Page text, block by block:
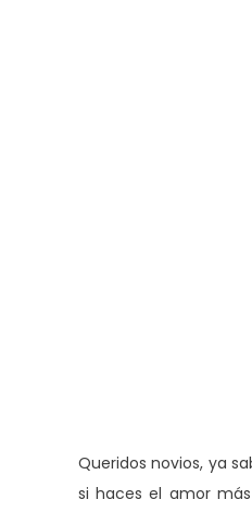
Queridos novios, ya
si haces el amor